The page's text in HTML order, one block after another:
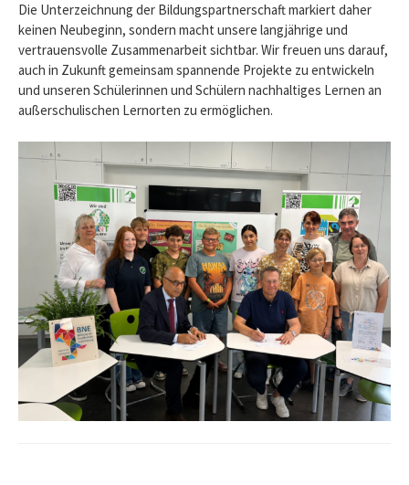
Die Unterzeichnung der Bildungspartnerschaft markiert daher
keinen Neubeginn, sondern macht unsere langjährige und
vertrauensvolle Zusammenarbeit sichtbar. Wir freuen uns darauf,
auch in Zukunft gemeinsam spannende Projekte zu entwickeln
und unseren Schülerinnen und Schülern nachhaltiges Lernen an
außerschulischen Lernorten zu ermöglichen.